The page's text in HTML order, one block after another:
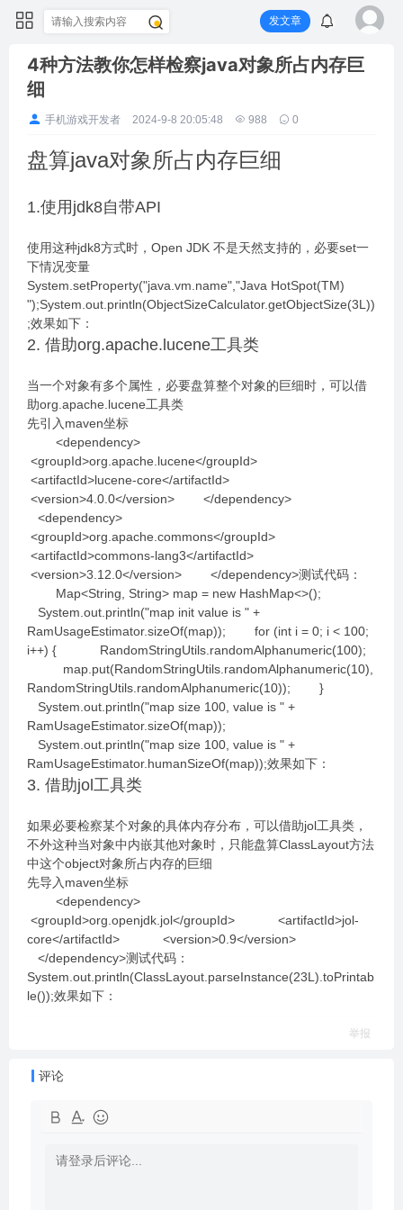
发文章
4种方法教你怎样检察java对象所占内存巨
细
手机游戏开发者 2024-9-8 20:05:48 988 0
盘算java对象所占内存巨细
1.使用jdk8自带API
使用这种jdk8方式时，Open JDK 不是天然支持的，必要set一
下情况变量
System.setProperty("java.vm.name","Java HotSpot(TM)
");System.out.println(ObjectSizeCalculator.getObjectSize(3L))
;效果如下：
2. 借助org.apache.lucene工具类
当一个对象有多个属性，必要盘算整个对象的巨细时，可以借
助org.apache.lucene工具类
先引入maven坐标
<dependency>
<groupId>org.apache.lucene</groupId>
<artifactId>lucene-core</artifactId>
<version>4.0.0</version> </dependency>
<dependency>
<groupId>org.apache.commons</groupId>
<artifactId>commons-lang3</artifactId>
<version>3.12.0</version> </dependency>测试代码：
Map<String, String> map = new HashMap<>();
System.out.println("map init value is " +
RamUsageEstimator.sizeOf(map)); for (int i = 0; i < 100;
i++) { RandomStringUtils.randomAlphanumeric(100);
map.put(RandomStringUtils.randomAlphanumeric(10),
RandomStringUtils.randomAlphanumeric(10)); }
System.out.println("map size 100, value is " +
RamUsageEstimator.sizeOf(map));
System.out.println("map size 100, value is " +
RamUsageEstimator.humanSizeOf(map));效果如下：
3. 借助jol工具类
如果必要检察某个对象的具体内存分布，可以借助jol工具类，
不外这种当对象中内嵌其他对象时，只能盘算ClassLayout方法
中这个object对象所占内存的巨细
先导入maven坐标
<dependency>
<groupId>org.openjdk.jol</groupId> <artifactId>jol-
core</artifactId> <version>0.9</version>
</dependency>测试代码：
System.out.println(ClassLayout.parseInstance(23L).toPrintab
le());效果如下：
举报
评论